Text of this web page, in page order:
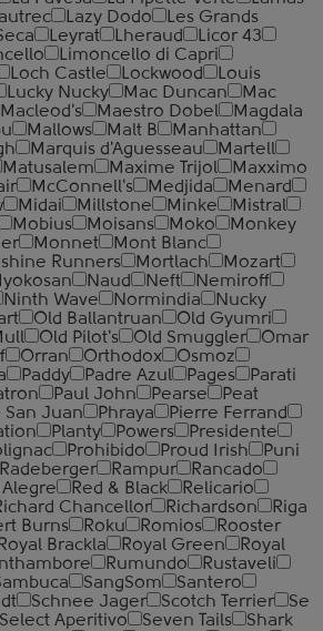
Lazy Dodo
Les Grands
Leyrat Lheraud
Licor 43
Limoncello di Capri
Loch Castle Lockwood
Louis
Lucky Nucky Mac Duncan
Mac
Macleod's Maestro Dobel
Magdala
Mallows Malt B
Manhattan
Marquis d'Aguesseau
Martell
Matusalem Maxime Trijol
Maxximo
McConnell's Medjida
Menard
Midai Millstone Minke
Mistral
Mobius Moisans Moko
Monkey
Monnet
Mont Blanc
Runners Mortlach
Mozart
Naud Neft
Nemiroff
Ninth Wave Normindia
Nucky
Old Ballantruan
Old Gyumri
Old Pilot's Old Smuggler
Omar
Orran Orthodox
Osmoz
Paddy Padre Azul Pages
Parati
Paul John Pearse
Peat
San Juan Phraya
Pierre Ferrand
Planty Powers
Presidente
Prohibido Proud Irish
Puni
Radeberger Rampur
Rancado
Alegre Red & Black
Relicario
Chancellor Richardson
Riga
Burns Roku Romios
Rooster
Royal Brackla Royal Green
Royal
Rumundo
Rustaveli
SangSom
Santero
Schnee Jager Scotch Terrier
Se
Select Aperitivo Seven Tails
Shark